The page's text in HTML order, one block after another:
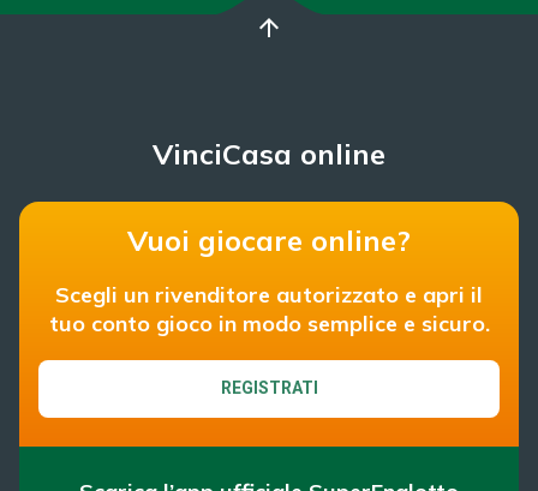
arrow_upward
VinciCasa online
Vuoi giocare online?
Scegli un rivenditore autorizzato e apri il
tuo conto gioco in modo semplice e sicuro.
REGISTRATI